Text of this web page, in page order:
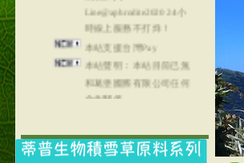
時線上服務不打烊！
本站支援台灣Pay
本站聲明：本站目前已無
和葛堡國際有限公司任何
合作關係
本站支援支付宝
陆运费不限重量，调降为
NT$320(RMB￥71.00)